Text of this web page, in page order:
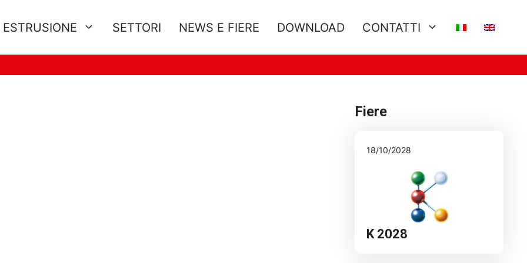
SETTORI NEWS E FIERE DOWNLOAD CONTATTI
Fiere
18/10/2028
K 2028